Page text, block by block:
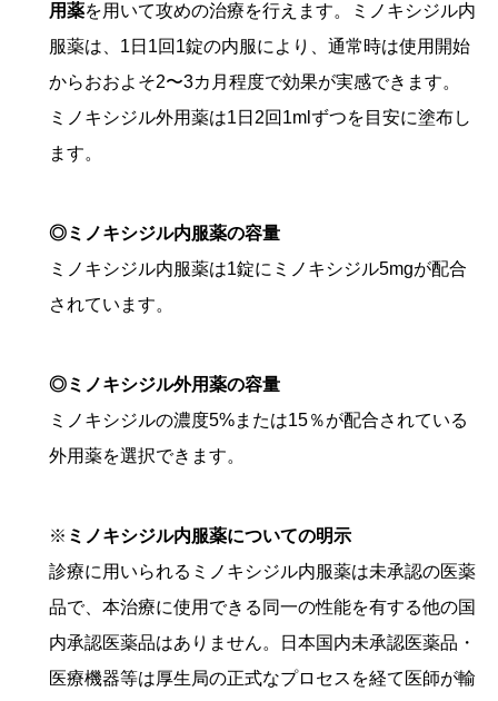
用薬を用いて攻めの治療を行えます。ミノキシジル内
服薬は、1日1回1錠の内服により、通常時は使用開始
からおおよそ2〜3カ月程度で効果が実感できます。
ミノキシジル外用薬は1日2回1mlずつを目安に塗布し
ます。
◎ミノキシジル内服薬の容量
ミノキシジル内服薬は1錠にミノキシジル5mgが配合
されています。
◎ミノキシジル外用薬の容量
ミノキシジルの濃度5%または15％が配合されている
外用薬を選択できます。
※ ミノキシジル内服薬についての明示
診療に用いられるミノキシジル内服薬は未承認の医薬
品で、本治療に使用できる同一の性能を有する他の国
内承認医薬品はありません。日本国内未承認医薬品・
医療機器等は厚生局の正式なプロセスを経て医師が輸